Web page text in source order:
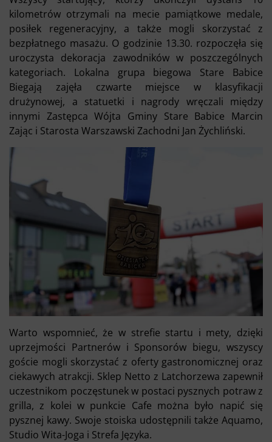
kilometrów otrzymali na mecie pamiątkowe medale,
posiłek regeneracyjny, a także mogli skorzystać z
bezpłatnego masażu. O godzinie 13.30. rozpoczęła się
uroczysta dekoracja zawodników w poszczególnych
kategoriach. Lokalna grupa biegowa Stare Babice
Biegają zajęła czwarte miejsce w klasyfikacji
drużynowej, a statuetki i nagrody wręczali między
innymi Zastępca Wójta Gminy Stare Babice Marcin
Zając i Starosta Warszawski Zachodni Jan Żychliński.
Warto wspomnieć, że w strefie startu i mety, dzięki
uprzejmości Partnerów i Sponsorów biegu, wszyscy
goście mogli skorzystać z oferty gastronomicznej oraz
ciekawych atrakcji. Sklep Netto z Latchorzewa zapewnił
uczestnikom poczęstunek w postaci pysznych potraw z
grilla, z kolei w punkcie Cafe można było napić się
pysznej kawy. Swoje stoiska udostępnili także Aquamo,
Studio Wita-Joga i Strefa Języka.